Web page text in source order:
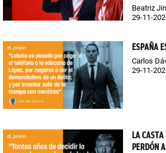
Beatriz
29-11-
ESPAÑA
Carlos
29-11-
LA CASTA
PERDÓN